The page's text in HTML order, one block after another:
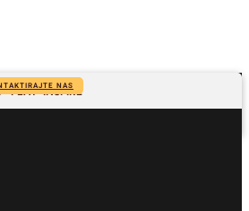
PLAY-INSPIRE
NAS